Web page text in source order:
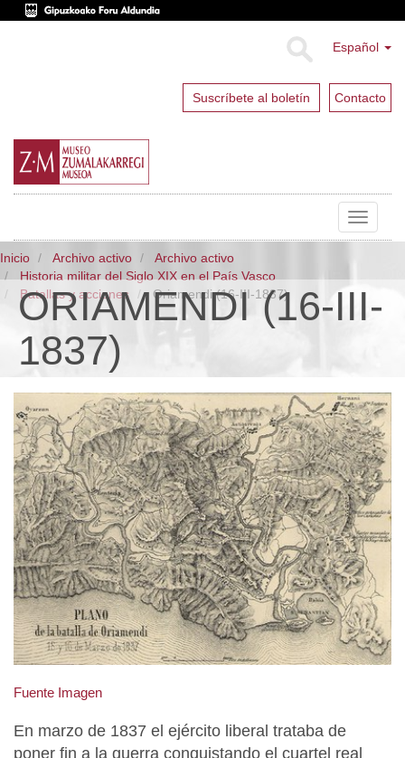
Español
Suscríbete al boletín Contacto
Toggle
Inicio Archivo activo
Archivo activo
Historia militar del Siglo XIX en el País Vasco
Batallas y acciones
Oriamendi (16-III-1837)
ORIAMENDI (16-III-
1837)
Fuente Imagen
En marzo de 1837 el ejército liberal trataba de
poner fin a la guerra conquistando el cuartel real